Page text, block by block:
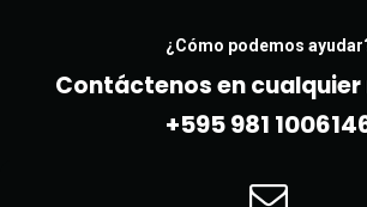
¿Cómo podemos
Contáctenos en
+595 981